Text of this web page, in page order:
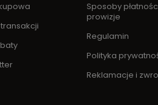
Sposoby
prowizje
Regulamin
Polityka
Reklamacje i